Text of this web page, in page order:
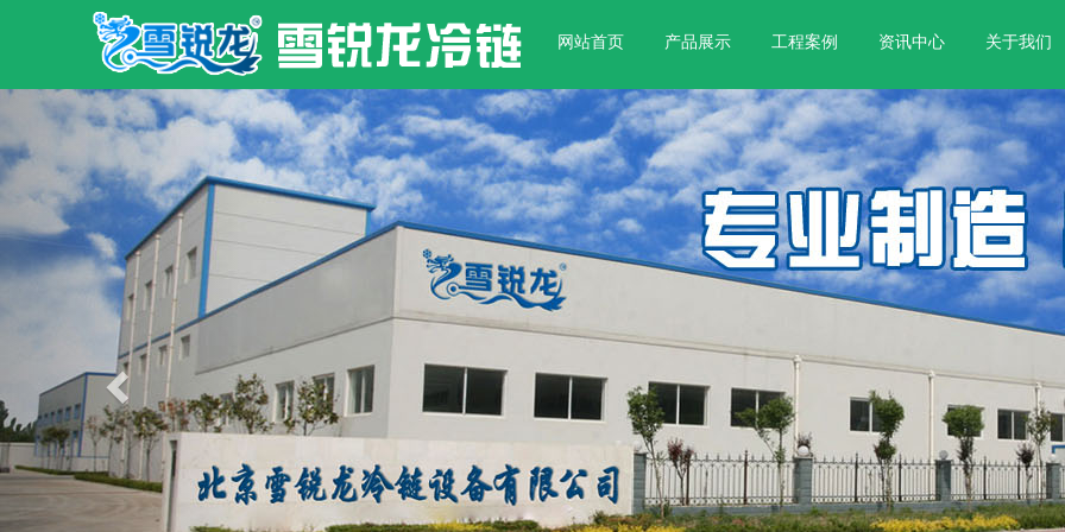
网站首页 产品展示 工程案例 资讯中心 关于我们